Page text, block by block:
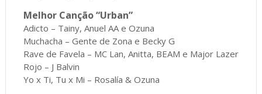
Melhor Canção “Urban”
Adicto – Tainy, Anuel AA e Ozuna
Muchacha – Gente de Zona e Becky G
Rave de Favela – MC Lan, Anitta, BEAM e Major Lazer
Rojo – J Balvin
Yo x Ti, Tu x Mi – Rosalía & Ozuna